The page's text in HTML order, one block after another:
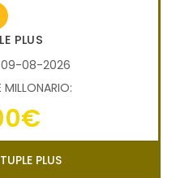
PLUS
08-2026
PLUS